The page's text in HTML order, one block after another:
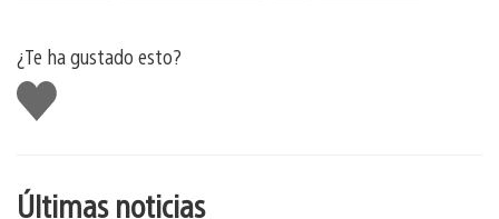
¿Te ha gustado esto?
Me
gusta
Últimas noticias